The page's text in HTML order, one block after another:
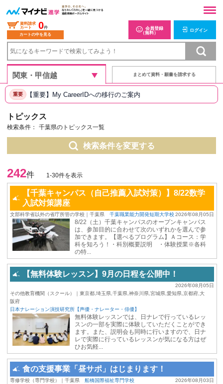
資料請求
カート
0件
カートの中を見る
会員登録
（無料）
ログイン
まとめて資料・願書を請求する
重要 【重要】My CareerIDへの移行のご案内
トピックス
検索条件： 千葉県のトピックス一覧
検索条件を変更する
242件 1-30件を表示
【千葉キャンパス（自己推薦入試対策）】8/22数学
入試対策講座
2026年08月05日
文部科学省以外の省庁所管の学校｜千葉県 千葉職業能力開発短期大学校
8/22（土）千葉キャンパスのオープンキャンパス
は、参加目的に合わせて次のいずれかを選んで参
加できます。【選べるプログラム】Ａコース：学
科を知ろう！・科別概要説明 ・体験授業※各科
の特...
【無料体験レッスン】9月の日程を公開中！
2026年08月05日
その他教育機関（スクール）｜東京都,埼玉県,千葉県,神奈川県,宮城県,愛知県,京都府,大
阪府
日本ナレーション演技研究所【声優・ナレーター・俳優】
無料体験レッスンでは、日ナレで行っているレッ
スンの一部を実際に体験していただくことができ
ます。また、説明会も同時に行いますので、日ナ
レで実際に行っているレッスンが気になる方はぜ
ひお気軽...
食の支援事業「昼サポ」はじまります！
2026年08月03日
専修学校（専門学校）｜千葉県 船橋国際福祉専門学校